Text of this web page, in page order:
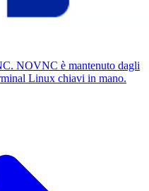
NOVNC è mantenuto dagli
Linux chiavi in ​​mano.